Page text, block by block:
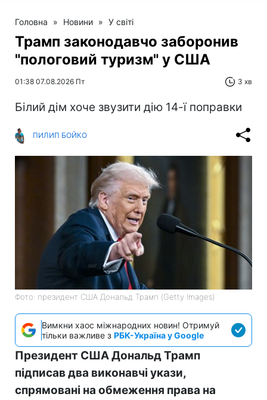
Головна » Новини » У світі
Трамп законодавчо заборонив
"пологовий туризм" у США
01:38 07.08.2026 Пт 3 хв
Білий дім хоче звузити дію 14-ї поправки
ПИЛИП БОЙКО
Фото: президент США Дональд Трамп (Getty Images)
Вимкни хаос міжнародних новин! Отримуй
тільки важливе з РБК-Україна у Google
Президент США Дональд Трамп
підписав два виконавчі укази,
спрямовані на обмеження права на